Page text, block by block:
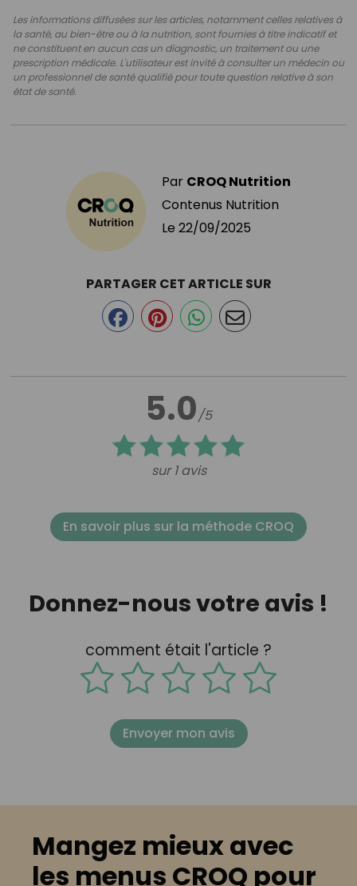
Les informations diffusées sur les articles, notamment celles relatives à
la santé, au bien-être ou à la nutrition, sont fournies à titre indicatif et
ne constituent en aucun cas un diagnostic, un traitement ou une
prescription médicale. L'utilisateur est invité à consulter un médecin ou
un professionnel de santé qualifié pour toute question relative à son
état de santé.
Par CROQ Nutrition
Contenus Nutrition
Le 22/09/2025
5.0/5
sur 1 avis
PARTAGER CET ARTICLE SUR
En savoir plus sur la méthode CROQ
Donnez-nous votre avis !
comment était l'article ?
Envoyer mon avis
Mangez mieux avec
les menus CROQ pour